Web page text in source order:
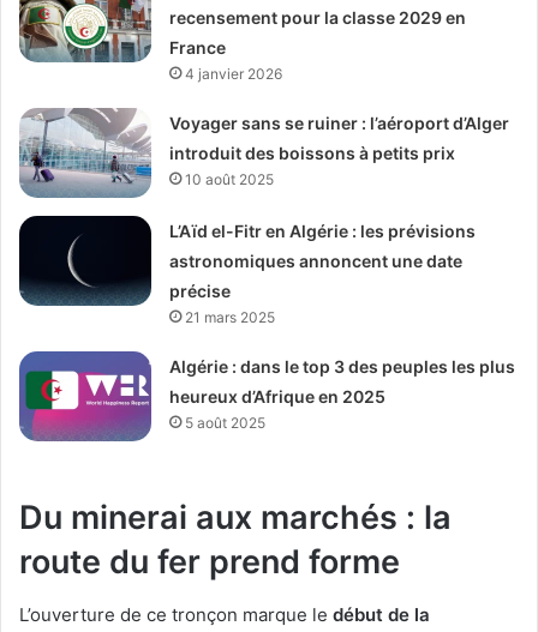
recensement pour la classe 2029 en
France
4 janvier 2026
Voyager sans se ruiner : l’aéroport d’Alger
introduit des boissons à petits prix
10 août 2025
L’Aïd el-Fitr en Algérie : les prévisions
astronomiques annoncent une date
précise
21 mars 2025
Algérie : dans le top 3 des peuples les plus
heureux d’Afrique en 2025
5 août 2025
Du minerai aux marchés : la
route du fer prend forme
L’ouverture de ce tronçon marque le début de la